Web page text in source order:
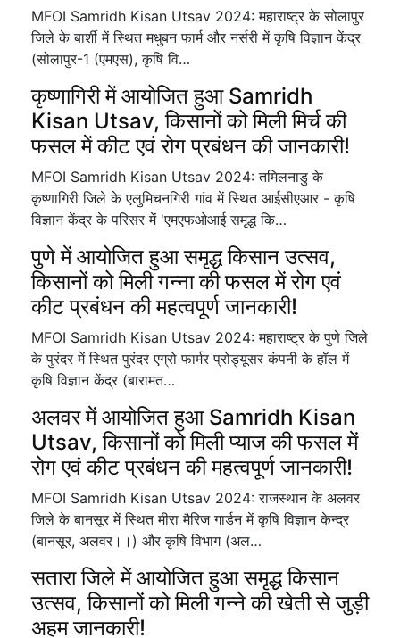
MFOI Samridh Kisan Utsav 2024: महाराष्ट्र के सोलापुर
जिले के बार्शी में स्थित मधुबन फार्म और नर्सरी में कृषि विज्ञान केंद्र
(सोलापुर-1 (एमएस), कृषि वि…
कृष्णागिरी में आयोजित हुआ Samridh
Kisan Utsav, किसानों को मिली मिर्च की
फसल में कीट एवं रोग प्रबंधन की जानकारी!
MFOI Samridh Kisan Utsav 2024: तमिलनाडु के
कृष्णागिरी जिले के एलुमिचनगिरी गांव में स्थित आईसीएआर - कृषि
विज्ञान केंद्र के परिसर में 'एमएफओआई समृद्ध कि…
पुणे में आयोजित हुआ समृद्ध किसान उत्सव,
किसानों को मिली गन्ना की फसल में रोग एवं
कीट प्रबंधन की महत्वपूर्ण जानकारी!
MFOI Samridh Kisan Utsav 2024: महाराष्ट्र के पुणे जिले
के पुरंदर में स्थित पुरंदर एग्रो फार्मर प्रोड्यूसर कंपनी के हॉल में
कृषि विज्ञान केंद्र (बारामत…
अलवर में आयोजित हुआ Samridh Kisan
Utsav, किसानों को मिली प्याज की फसल में
रोग एवं कीट प्रबंधन की महत्वपूर्ण जानकारी!
MFOI Samridh Kisan Utsav 2024: राजस्थान के अलवर
जिले के बानसूर में स्थित मीरा मैरिज गार्डन में कृषि विज्ञान केन्द्र
(बानसूर, अलवर।।) और कृषि विभाग (अल…
सतारा जिले में आयोजित हुआ समृद्ध किसान
उत्सव, किसानों को मिली गन्ने की खेती से जुड़ी
अहम जानकारी!